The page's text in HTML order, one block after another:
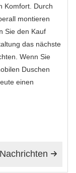
Komfort. Durch
montieren
Sie den Kauf
das nächste
Wenn Sie
Duschen
einen
